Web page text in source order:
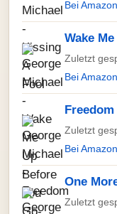
Bei
Wake
Zuletzt
Bei
Freedom
Zuletzt
Bei
One
Zuletzt